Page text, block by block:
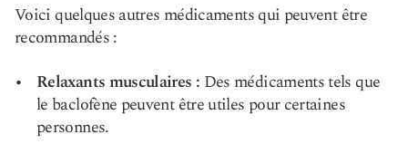
Voici quelques autres médicaments qui peuvent être
recommandés :
Relaxants musculaires : Des médicaments tels que
le baclofène peuvent être utiles pour certaines
personnes.